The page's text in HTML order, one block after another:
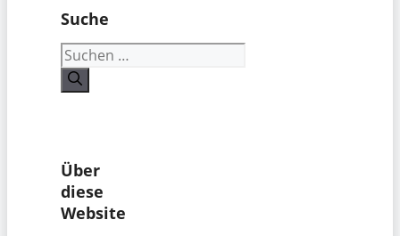
Suche
Suchen
nach:
Über
diese
Website